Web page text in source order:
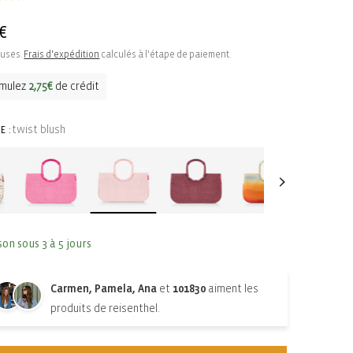
Frais d'expédition calculés à l'étape de paiement.
2,75€ de crédit
: twist blush
sous 3 à 5 jours
Carmen, Pamela, Ana et 101830 aiment les
produits de reisenthel.